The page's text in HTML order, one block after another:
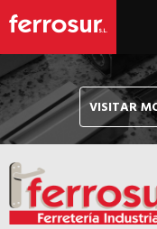
Le hacemos
sus pedidos de
VISITAR